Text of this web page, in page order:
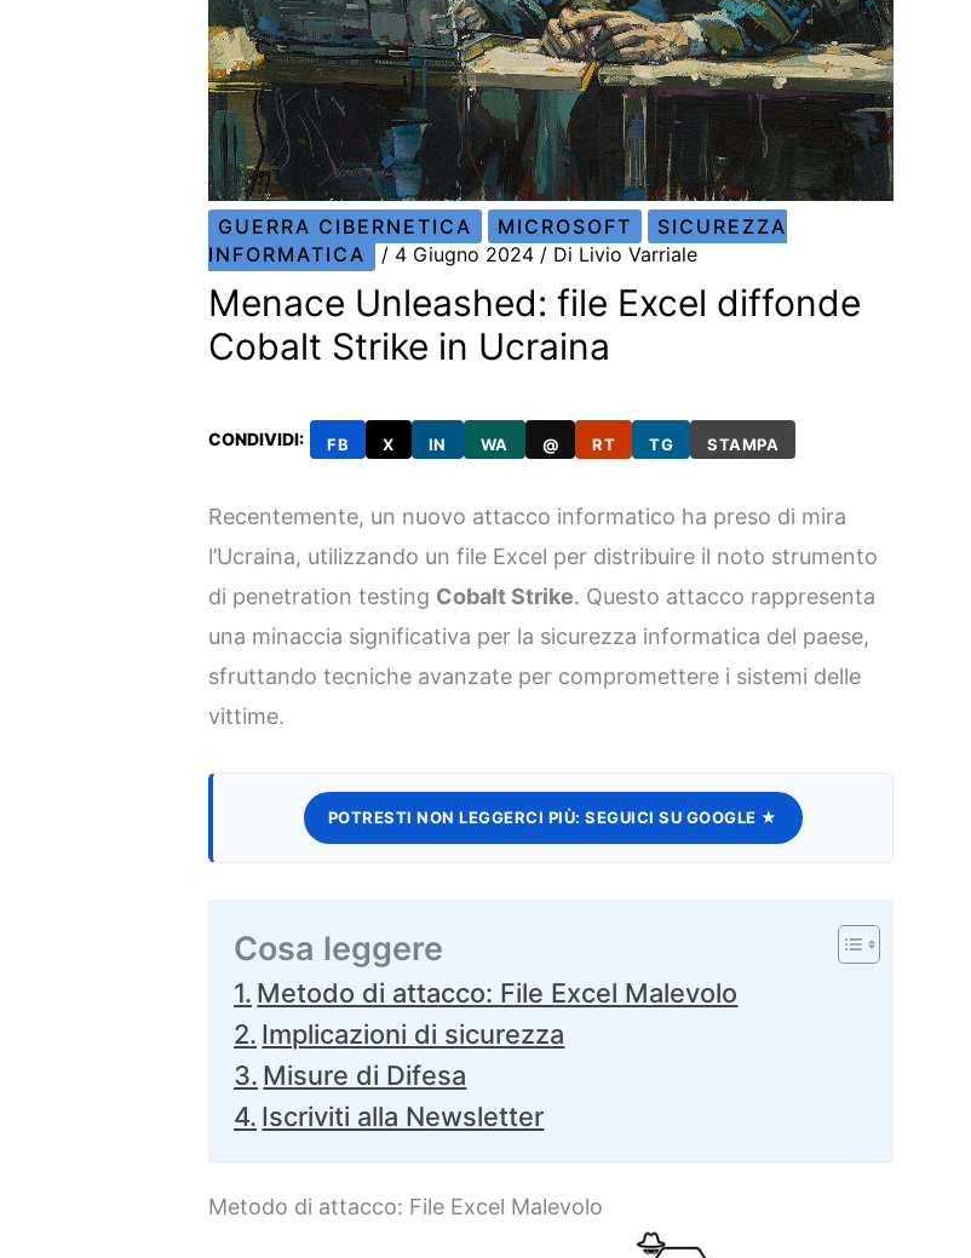
GUERRA CIBERNETICA MICROSOFT
SICUREZZA
INFORMATICA
/ 4 Giugno 2024 / Di Livio Varriale
Menace Unleashed: file Excel diffonde
Cobalt Strike in Ucraina
CONDIVIDI: FB X IN WA @ RT TG STAMPA
Recentemente, un nuovo attacco informatico ha preso di mira
l’Ucraina, utilizzando un file Excel per distribuire il noto strumento
di penetration testing Cobalt Strike. Questo attacco rappresenta
una minaccia significativa per la sicurezza informatica del paese,
sfruttando tecniche avanzate per compromettere i sistemi delle
vittime.
POTRESTI NON LEGGERCI PIÙ: SEGUICI SU GOOGLE ★
Cosa leggere
Metodo di attacco: File Excel Malevolo
Implicazioni di sicurezza
Misure di Difesa
Iscriviti alla Newsletter
Metodo di attacco: File Excel Malevolo